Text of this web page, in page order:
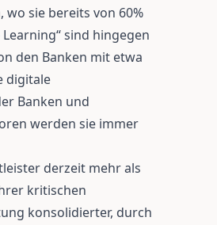
sie bereits von 60%
sind hingegen
den Banken mit etwa
digitale
Banken und
werden sie immer
derzeit mehr als
kritischen
konsolidierter, durch